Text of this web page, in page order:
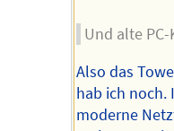
Und alte PC-
Also das
hab ich noch.
moderne